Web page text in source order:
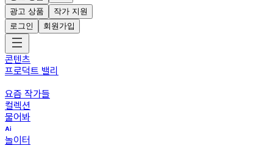
광고 상품
작가 지원
로그인
회원가입
콘텐츠
프로덕트 밸리
요즘 작가들
컬렉션
물어봐
놀이터